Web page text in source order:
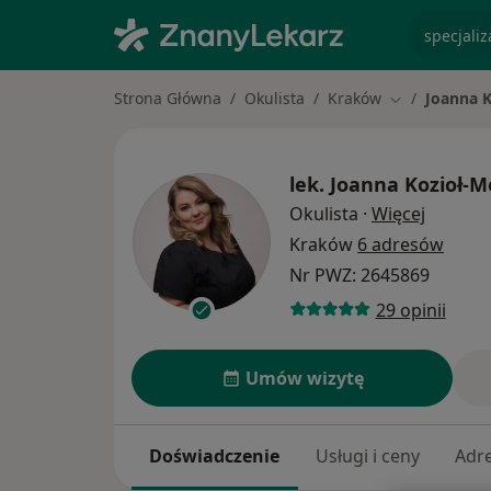
Strona Główna Okulista Kraków Zmień miasto
Joanna
lek. Joanna Kozioł-
Okulista · Więcej
Kraków 6 adresów
Nr PWZ: 2645869
29 opinii
Umów wizytę
Doświadczenie Usługi i ceny